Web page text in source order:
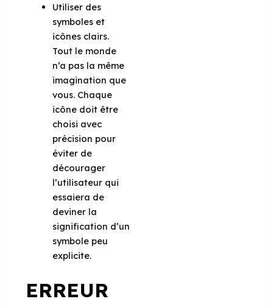
Utiliser des
symboles et
icônes clairs.
Tout le monde
n’a pas la même
imagination que
vous. Chaque
icône doit être
choisi avec
précision pour
éviter de
décourager
l’utilisateur qui
essaiera de
deviner la
signification d’un
symbole peu
explicite.
ERREUR